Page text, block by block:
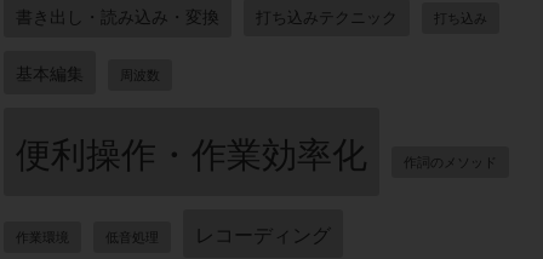
書き出し・読み込み・変換 打ち込みテクニック 打ち込み
基本編集 周波数
便利操作・作業効率化 作詞のメソッド
作業環境 低音処理 レコーディング